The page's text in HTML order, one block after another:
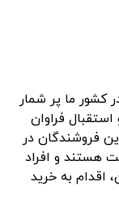
کشور ما پر شمار
فراوان
فروشندگان در
هستند و افراد
اقدام به خرید